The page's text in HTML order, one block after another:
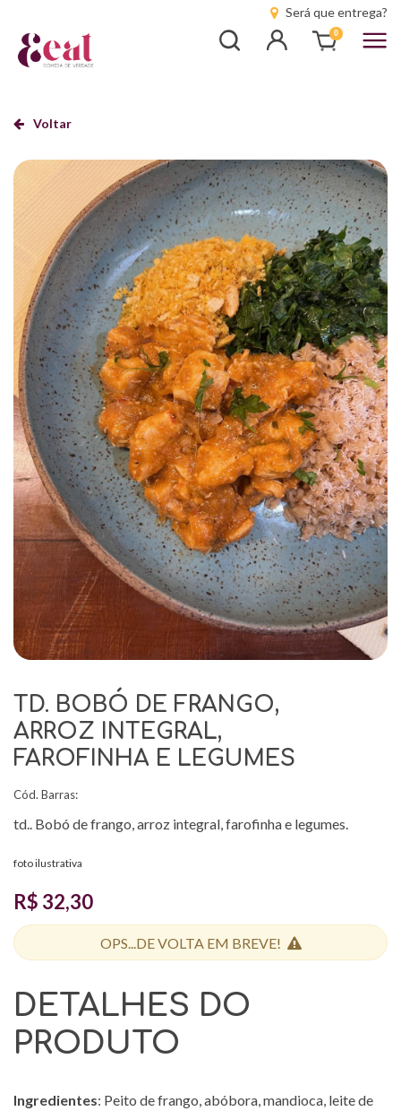
Será que entrega?
Busca
Entrar 0
Voltar
TD. BOBÓ DE FRANGO,
ARROZ INTEGRAL,
FAROFINHA E LEGUMES
Cód. Barras:
td.. Bobó de frango, arroz integral, farofinha e legumes.
foto ilustrativa
R$ 32,30
OPS...DE VOLTA EM BREVE!
DETALHES DO
PRODUTO
Ingredientes: Peito de frango, abóbora, mandioca, leite de